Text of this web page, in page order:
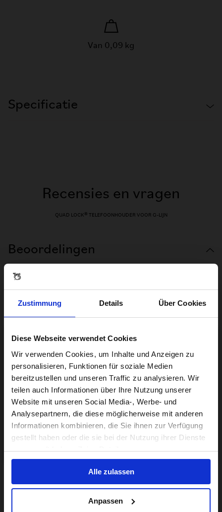
Zustimmung Details Über Cookies
Diese Webseite verwendet Cookies
Wir verwenden Cookies, um Inhalte und Anzeigen zu
personalisieren, Funktionen für soziale Medien
bereitzustellen und unseren Traffic zu analysieren. Wir
teilen auch Informationen über Ihre Nutzung unserer
Website mit unseren Social Media-, Werbe- und
Analysepartnern, die diese möglicherweise mit anderen
Informationen kombinieren, die Sie ihnen zur Verfügung
gestellt haben oder die sie bei der Nutzung ihrer Dienste
gesammelt haben. Zeige Details
Alle zulassen
Anpassen
Van 0,09 kg
Specificatie
Recensies en vragen
QUAD LOCK® TELEFOONHOUDER VOOR G-LIJN
Beoordelingen
Visiting from the United States?
For a better experience, please visit our:
US website
No, stay here